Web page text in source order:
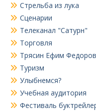
Стрельба из лука
Сценарии
Телеканал "Сатурн"
Торговля
Трясин Ефим
Туризм
Улыбнемся?
Учебная аудитория
Фестиваль